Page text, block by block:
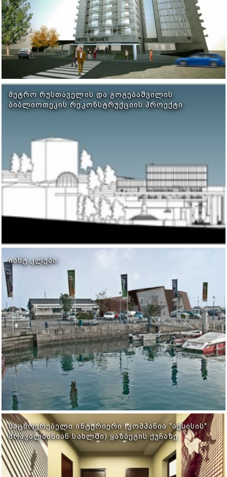
ᲛᲔᲢᲠᲝ ᲠᲣᲡᲗᲐᲕᲔᲚᲘᲡ ᲓᲐ ᲒᲝᲒᲔᲑᲐᲨᲕᲘᲚᲘᲡ
ᲑᲘᲑᲚᲘᲝᲗᲔᲙᲘᲡ ᲠᲔᲙᲝᲜᲡᲢᲠᲣᲥᲪᲘᲘᲡ ᲞᲠᲝᲔᲥᲢᲘ
ᲘᲐᲮᲢ ᲙᲚᲣᲑᲘ
ᲡᲐᲪᲮᲝᲕᲠᲔᲑᲔᲚᲘ ᲘᲜᲢᲔᲠᲘᲔᲠᲘ (ᲙᲝᲛᲞᲐᲜᲘᲐ "ᲐᲥᲡᲘᲡᲘᲡ"
ᲛᲠᲐᲕᲐᲚᲑᲘᲜᲘᲐᲜ ᲡᲐᲮᲚᲨᲘ) ᲧᲐᲖᲑᲔᲒᲘᲡ ᲥᲣᲩᲐᲖᲔ